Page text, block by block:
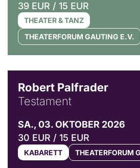
39 EUR / 15 EUR
THEATER & TANZ
THEATERFORUM GAUTING E.V.
Robert Palfrader
Testament
SA., 03. OKTOBER 2026
30 EUR / 15 EUR
KABARETT THEATERFORUM